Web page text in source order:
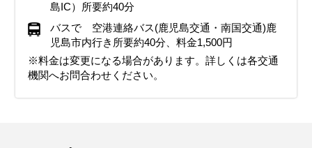
島IC）所要約40分
バスで 空港連絡バス(鹿児島交通・南国交通)鹿
児島市内行き所要約40分、料金1,500円
※料金は変更になる場合があります。詳しくは各交通
機関へお問合わせください。